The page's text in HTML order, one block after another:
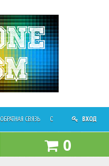
ОБРАТНАЯ СВЯЗЬ ОПЛАТА И ДОСТАВКА
ВХОД
0